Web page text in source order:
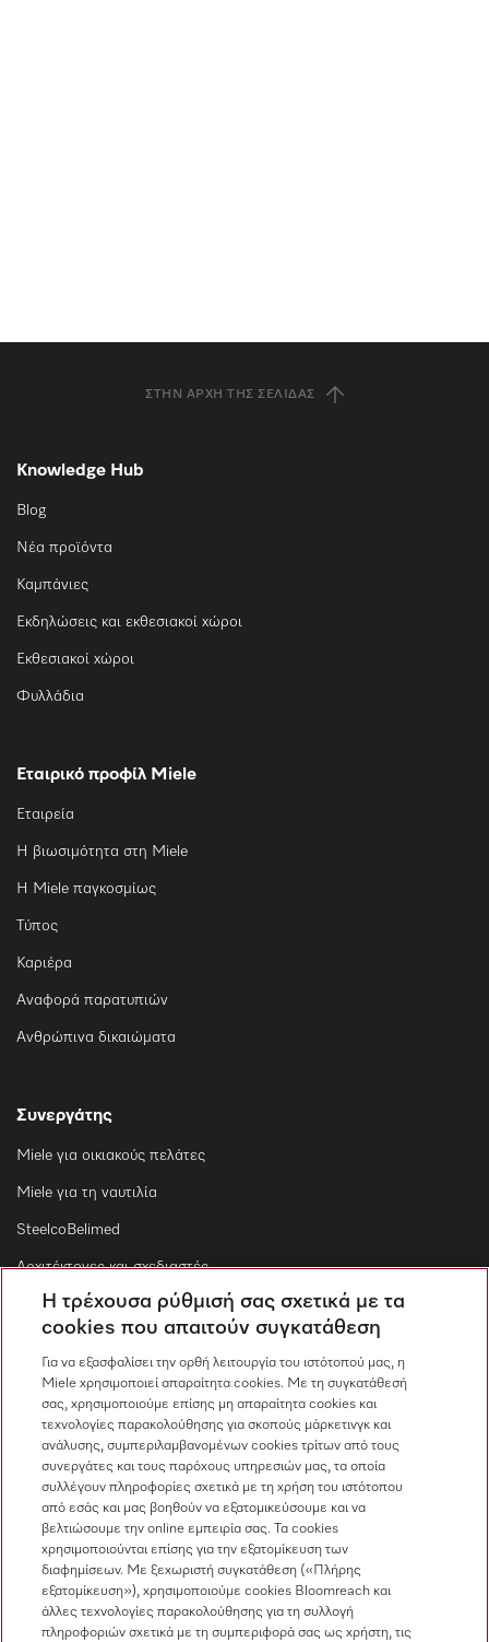
ΣΤΗΝ ΑΡΧΉ ΤΗΣ ΣΕΛΊΔΑΣ
Knowledge Hub
Blog
Νέα προϊόντα
Καμπάνιες
Εκδηλώσεις και εκθεσιακοί χώροι
Εκθεσιακοί χώροι
Φυλλάδια
Εταιρικό προφίλ Miele
Εταιρεία
Η βιωσιμότητα στη Miele
Η Miele παγκοσμίως
Τύπος
Καριέρα
Αναφορά παρατυπιών
Ανθρώπινα δικαιώματα
Συνεργάτης
Miele για οικιακούς πελάτες
Miele για τη ναυτιλία
SteelcoBelimed
Αρχιτέκτονες και σχεδιαστές
Για εμπορικούς συνεργάτες
Επικοινωνία
Επισκόπηση επικοινωνίας
Πωλήσεις
210 6794444
Εξυπηρέτηση πελατών
210 6794444
Η τρέχουσα ρύθμισή σας σχετικά με τα
cookies που απαιτούν συγκατάθεση
Για να εξασφαλίσει την ορθή λειτουργία του ιστότοπού μας, η
Miele χρησιμοποιεί απαραίτητα cookies. Με τη συγκατάθεσή
σας, χρησιμοποιούμε επίσης μη απαραίτητα cookies και
τεχνολογίες παρακολούθησης για σκοπούς μάρκετινγκ και
ανάλυσης, συμπεριλαμβανομένων cookies τρίτων από τους
συνεργάτες και τους παρόχους υπηρεσιών μας, τα οποία
συλλέγουν πληροφορίες σχετικά με τη χρήση του ιστότοπου
από εσάς και μας βοηθούν να εξατομικεύσουμε και να
βελτιώσουμε την online εμπειρία σας. Τα cookies
χρησιμοποιούνται επίσης για την εξατομίκευση των
διαφημίσεων. Με ξεχωριστή συγκατάθεση («Πλήρης
εξατομίκευση»), χρησιμοποιούμε cookies Bloomreach και
άλλες τεχνολογίες παρακολούθησης για τη συλλογή
πληροφοριών σχετικά με τη συμπεριφορά σας ως χρήστη, τις